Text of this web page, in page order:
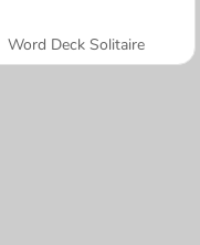
Word Deck Solitaire